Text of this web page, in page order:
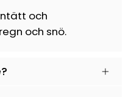
och
och snö.